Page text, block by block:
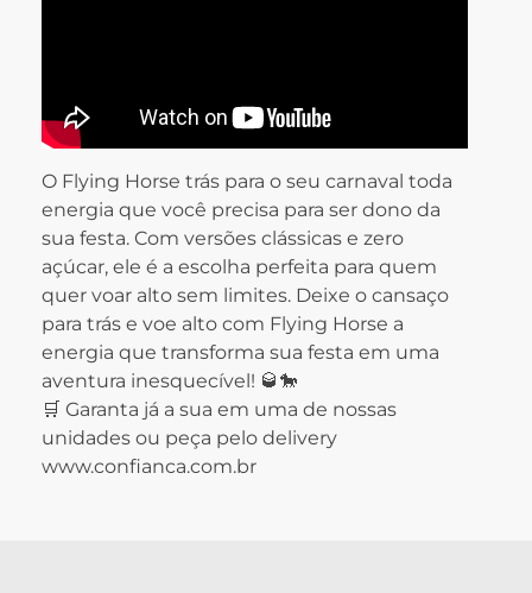
O Flying Horse trás para o seu carnaval toda
energia que você precisa para ser dono da
sua festa. Com versões clássicas e zero
açúcar, ele é a escolha perfeita para quem
quer voar alto sem limites. Deixe o cansaço
para trás e voe alto com Flying Horse a
energia que transforma sua festa em uma
aventura inesquecível! 🥃🐎
🛒 Garanta já a sua em uma de nossas
unidades ou peça pelo delivery
www.confianca.com.br